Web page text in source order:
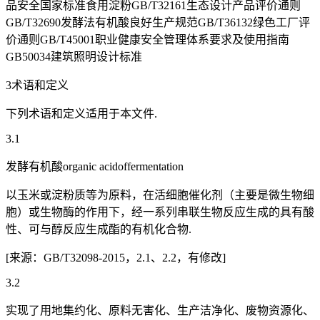
品安全国家标准食用淀粉GB/T32161生态设计产品评价通则
GB/T32690发酵法有机酸良好生产规范GB/T36132绿色工厂评
价通则GB/T45001职业健康安全管理体系要求及使用指南
GB50034建筑照明设计标准
3术语和定义
下列术语和定义适用于本文件.
3.1
发酵有机酸organic acidoffermentation
以玉米或淀粉质等为原料，在活细胞催化剂（主要是微生物细
胞）或生物酶的作用下，经一系列串联生物反应生成的具有酸
性、可与醇反应生成酯的有机化合物.
[来源：GB/T32098-2015，2.1、2.2，有修改]
3.2
实现了用地集约化、原料无害化、生产洁净化、废物资源化、